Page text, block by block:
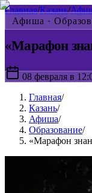
Главная/Казань/
Афиша ·
«Марафон
08 февраля в
Главная/
Казань/
Афиша/
Образование/
«Марафон